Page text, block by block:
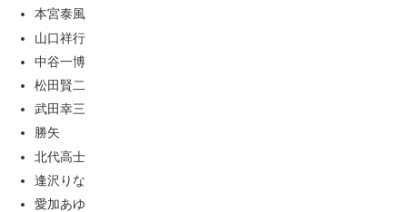
本宮泰風
山口祥行
中谷一博
松田賢二
武田幸三
勝矢
北代高士
逢沢りな
愛加あゆ